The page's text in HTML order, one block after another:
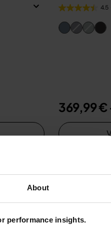
About
performance insights.
4.5
369,99 €